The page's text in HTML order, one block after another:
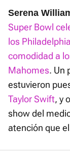
Serena
Super Bowl
los
comodidad a
Mahomes. Un
estuvieron
Taylor Swift, y
show del
atención que